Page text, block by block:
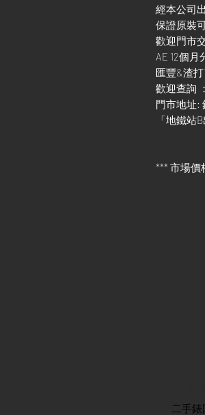
經本公司
保證原裝
歡迎門市
AE 12個
匯豐&渣打
歡迎查詢
門市地址:
「地鐵站B
*** 市場價
二手錶